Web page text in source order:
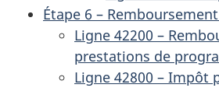
Étape 6 –
Ligne 42200 –
prestations de
Ligne 42800 – Impôt